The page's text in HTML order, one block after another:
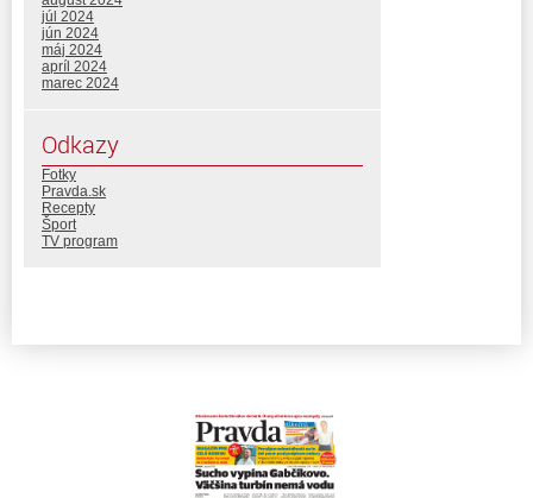
júl 2024
jún 2024
máj 2024
apríl 2024
marec 2024
Odkazy
Fotky
Pravda.sk
Recepty
Šport
TV program